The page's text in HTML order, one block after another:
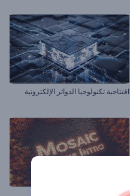
افتتاحية تكنولوجيا الدوائر الإلكترونية